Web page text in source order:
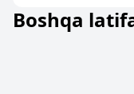
Boshqa